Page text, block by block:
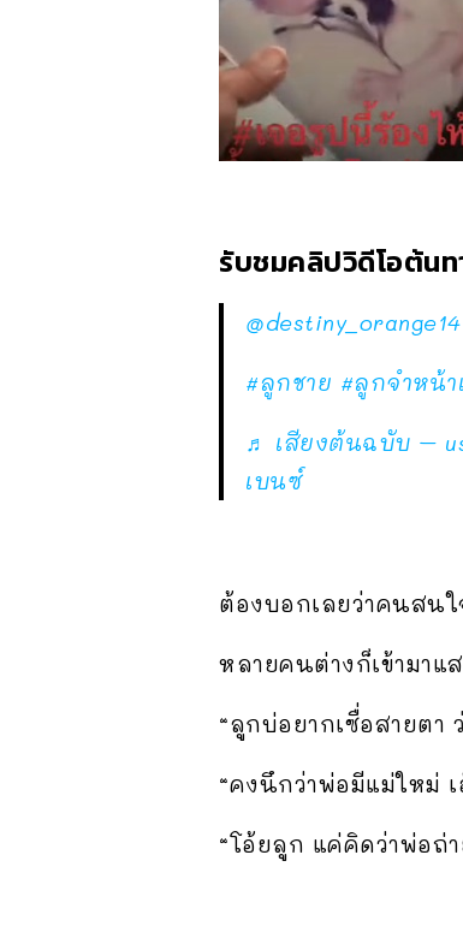
รับชมคลิปวิดีโอต้น
@destiny_orange14
#ลูกชาย #ลูกจําหน้า
♬ เสียงต้นฉบับ –
เบนซ์
ต้องบอกเลยว่าคนสน
หลายคนต่างก็เข้ามาแ
“ลูกบ่อยากเซื่อสายตา
“คงนึกว่าพ่อมีแม่ใหม่ เ
“โอ้ยลูก แค่คิดว่าพ่อถ่